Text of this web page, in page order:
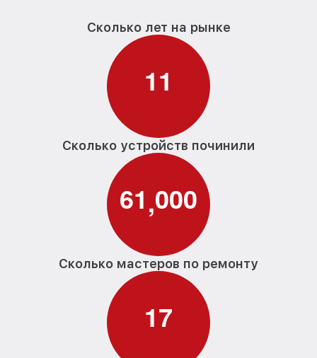
Сколько лет на рынке
11
Сколько устройств починили
61,000
Сколько мастеров по ремонту
17